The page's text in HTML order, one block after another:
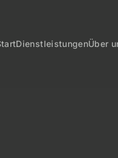
DienstleistungenÜber